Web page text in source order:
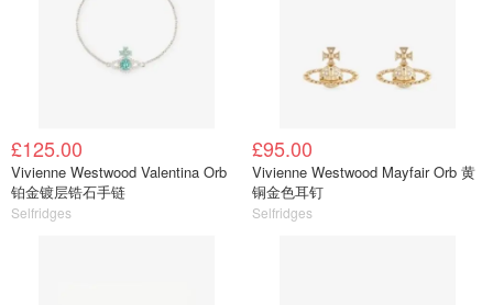
£125.00
Vivienne Westwood Valentina Orb
铂金镀层锆石手链
Selfridges
£95.00
Vivienne Westwood Mayfair Orb 黄
铜金色耳钉
Selfridges